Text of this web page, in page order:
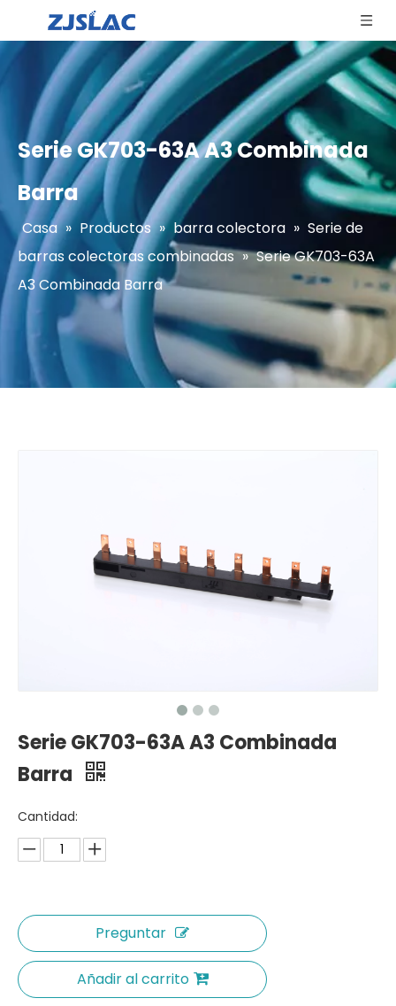
Serie GK703-63A A3 Combinada
Barra
Casa » Productos » barra colectora » Serie de
barras colectoras combinadas » Serie GK703-63A
A3 Combinada Barra
Serie GK703-63A A3 Combinada
Barra
Cantidad:
Preguntar
Añadir al carrito